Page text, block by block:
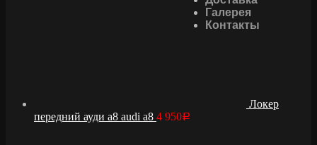
Галерея
Контакты
Локер
передний ауди а8 audi a8 4 950Р